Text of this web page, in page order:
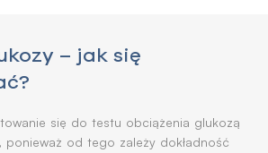
– jak się
się do testu obciążenia glukozą
ponieważ od tego zależy dokładność